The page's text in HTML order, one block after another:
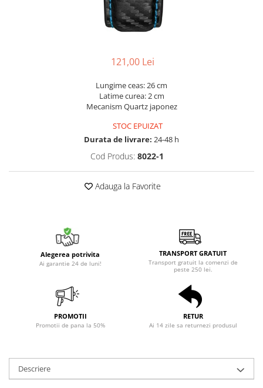
121,00 Lei
Lungime ceas: 26 cm
Latime curea: 2 cm
Mecanism Quartz japonez
STOC EPUIZAT
Durata de livrare: 24-48 h
Cod Produs: 8022-1
Adauga la Favorite
Alegerea potrivita
Ai garantie 24 de luni!
TRANSPORT GRATUIT
Transport gratuit la comenzi de
peste 250 lei.
PROMOTII
Promotii de pana la 50%
RETUR
Ai 14 zile sa returnezi produsul
Descriere